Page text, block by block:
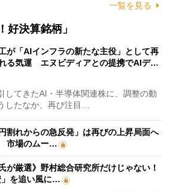
一覧を見る
好決算銘柄」
が「AIインフラの新たな主役」として再
る気運 エヌビディアとの提携でAIデ…
てきたAI・半導体関連株に、調整の動
したなか、再び注目…
割れからの急反発」は再びの上昇局面へ
市場のムー…
が厳選》野村総合研究所だけじゃない！
」を追い風に…